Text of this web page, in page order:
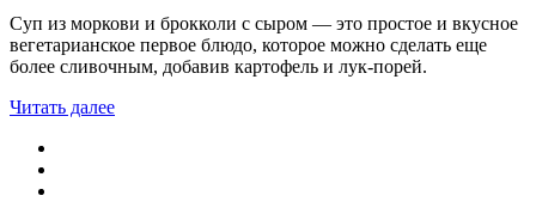
Суп из моркови и брокколи с сыром — это простое и вкусное
вегетарианское первое блюдо, которое можно сделать еще
более сливочным, добавив картофель и лук-порей.
Читать далее